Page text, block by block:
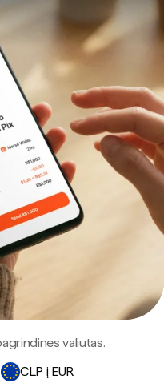
valiutas.
CLP į EUR